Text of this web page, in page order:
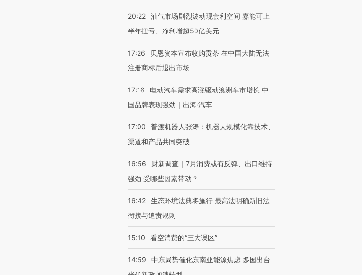
20:22 油气市场剧烈波动现套利空间 嘉能可上
半年扭亏、净利增超50亿美元
17:26
贝恩资本宣布收购贡茶 在中国大陆无法
注册商标后退出市场
17:16
电动汽车需求高涨驱动澳洲车市增长 中
国品牌表现强劲｜出海·汽车
17:00
普渡机器人张涛：机器人规模化靠技术、
渠道和产品共同突破
16:56
财新调查｜7月消费或有反弹、出口维持
强劲 受哪些因素带动？
16:42 生态环境法典将施行 最高法明确新旧法
衔接与追责规则
15:10 看空消费的“三大误区”
14:59
中东局势催化东南亚能源焦虑 多国出台